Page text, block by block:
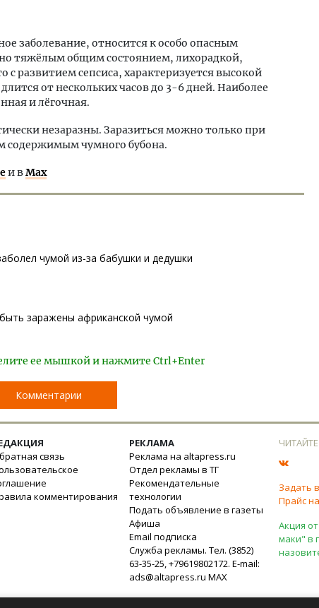
заболевание, относится к особо опасным
тяжёлым общим состоянием, лихорадкой,
развитием сепсиса, характеризуется высокой
от нескольких часов до 3-6 дней. Наиболее
и лёгочная.
незаразны. Заразиться можно только при
содержимым чумного бубона.
и вMax
чумой из-за бабушки и дедушки
заражены африканской чумой
ее мышкой и нажмите Ctrl+Enter
Комментарии
связь
комментирования
РЕКЛАМА
Реклама на altapress.ru
Отдел рекламы в ТГ
Рекомендательные
технологии
Подать объявление в газеты
Афиша
Email подписка
Служба рекламы. Тел. (3852)
63-35-25, +79619802172. E-mail:
ads@altapress.ru MAX
Задать
Прайс
Акция
маки" в